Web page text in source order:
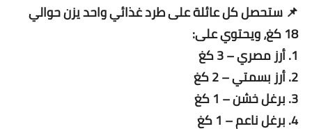
📌 ستحصل كل عائلة على طرد غذائي واحد يزن حوالي
18 كغ، ويحتوي على:
1. أرز مصري – 3 كغ
2. أرز بسمتي – 2 كغ
3. برغل خشن – 1 كغ
4. برغل ناعم – 1 كغ